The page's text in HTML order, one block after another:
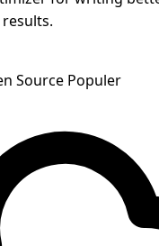
Source Populer